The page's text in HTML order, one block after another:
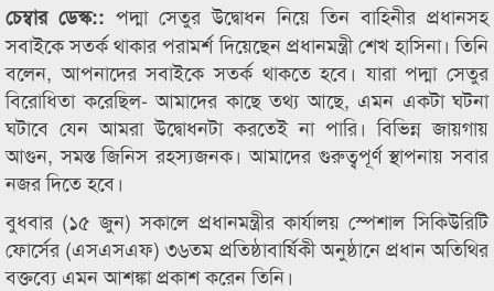
চেম্বার ডেস্ক:: পদ্মা সেতুর উদ্বোধন নিয়ে তিন বাহিনীর প্রধানসহ
সবাইকে সতর্ক থাকার পরামর্শ দিয়েছেন প্রধানমন্ত্রী শেখ হাসিনা। তিনি
বলেন, আপনাদের সবাইকে সতর্ক থাকতে হবে। যারা পদ্মা সেতুর
বিরোধিতা করেছিল- আমাদের কাছে তথ্য আছে, এমন একটা ঘটনা
ঘটাবে যেন আমরা উদ্বোধনটা করতেই না পারি। বিভিন্ন জায়গায়
আগুন, সমস্ত জিনিস রহস্যজনক। আমাদের গুরুত্বপূর্ণ স্থাপনায় সবার
নজর দিতে হবে।
বুধবার (১৫ জুন) সকালে প্রধানমন্ত্রীর কার্যালয় স্পেশাল সিকিউরিটি
ফোর্সের (এসএসএফ) ৩৬তম প্রতিষ্ঠাবার্ষিকী অনুষ্ঠানে প্রধান অতিথির
বক্তব্যে এমন আশঙ্কা প্রকাশ করেন তিনি।